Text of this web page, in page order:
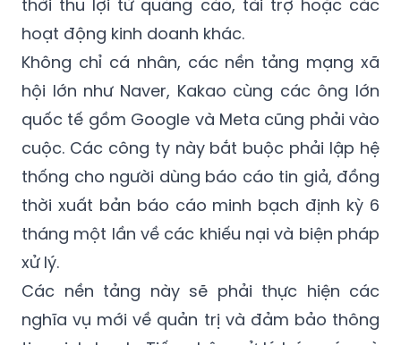
Không chỉ cá nhân, các nền tảng mạng xã
hội lớn như Naver, Kakao cùng các ông lớn
quốc tế gồm Google và Meta cũng phải vào
cuộc. Các công ty này bắt buộc phải lập hệ
thống cho người dùng báo cáo tin giả, đồng
thời xuất bản báo cáo minh bạch định kỳ 6
tháng một lần về các khiếu nại và biện pháp
xử lý.
Các nền tảng này sẽ phải thực hiện các
nghĩa vụ mới về quản trị và đảm bảo thông
tin minh bạch: Tiếp nhận, xử lý báo cáo và
ban hành chính sách quản lý nội dung rõ